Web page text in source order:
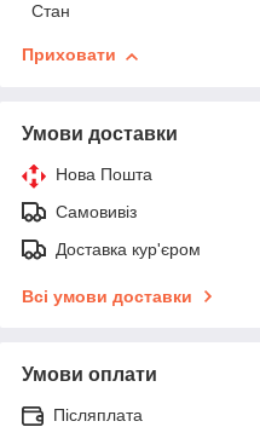
Стан
Приховати
Умови доставки
Нова Пошта
Самовивіз
Доставка кур'єром
Всі умови доставки
Умови оплати
Післяплата